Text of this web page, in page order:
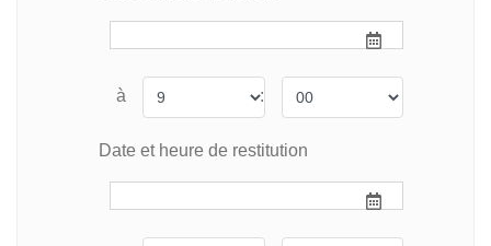
à :
Date et heure de restitution